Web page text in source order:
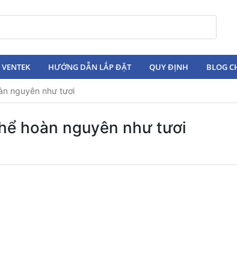
HƯỚNG DẪN LẮP ĐẶT QUY ĐỊNH BLOG
nguyên như tươi
hoàn nguyên như tươi